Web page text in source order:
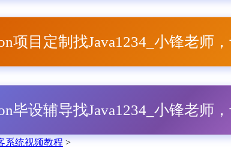
项目定制找Java1234_小锋老师
毕设辅导找Java1234_小锋老师
系统视频教程 >